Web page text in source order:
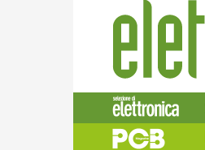
Elettronica
News